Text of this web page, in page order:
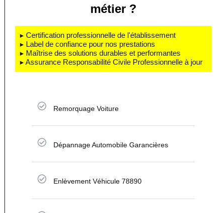
métier ?
▸ Certification professionnelle de l'établissement
▸ Label de confiance pour nos prestations
▸ Maîtrise des solutions durables et performantes
▸ Assurance Responsabilité Civile Professionnelle à jour
Remorquage Voiture
Dépannage Automobile Garancières
Enlèvement Véhicule 78890